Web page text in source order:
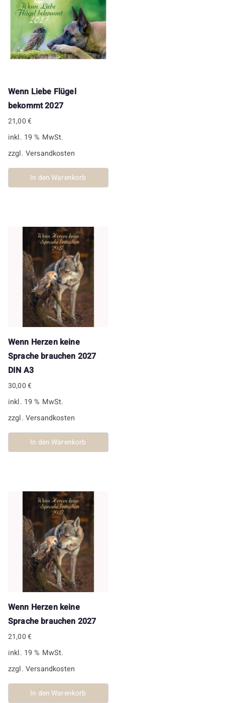
Wenn Liebe Flügel
bekommt 2027
21,00€
inkl. 19 % MwSt.
zzgl. Versandkosten
In den Warenkorb
Wenn Herzen keine
Sprache brauchen 2027
DIN A3
30,00€
inkl. 19 % MwSt.
zzgl. Versandkosten
In den Warenkorb
Wenn Herzen keine
Sprache brauchen 2027
21,00€
inkl. 19 % MwSt.
zzgl. Versandkosten
In den Warenkorb